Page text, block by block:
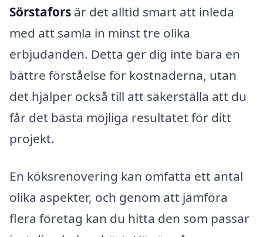
Sörstafors är det alltid smart att inleda
med att samla in minst tre olika
erbjudanden. Detta ger dig inte bara en
bättre förståelse för kostnaderna, utan
det hjälper också till att säkerställa att du
får det bästa möjliga resultatet för ditt
projekt.
En köksrenovering kan omfatta ett antal
olika aspekter, och genom att jämföra
flera företag kan du hitta den som passar